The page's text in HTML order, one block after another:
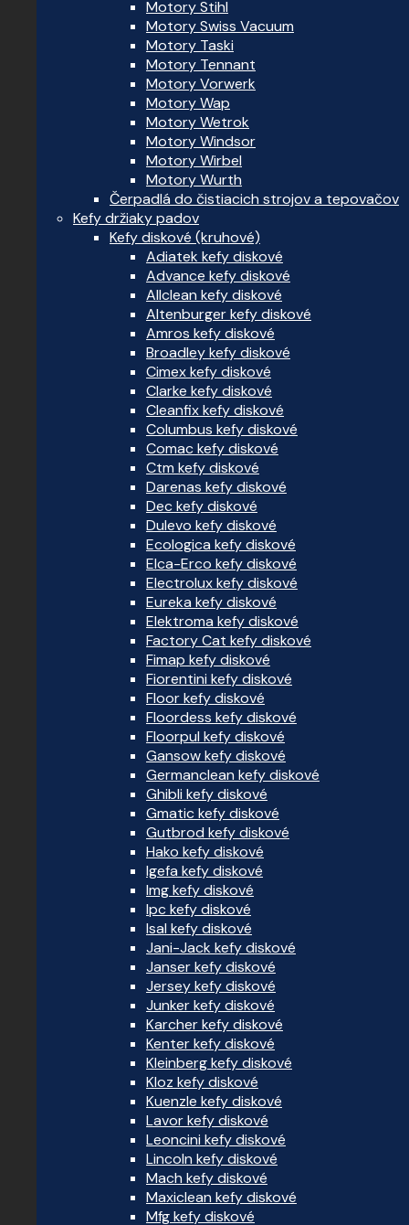
Motory Stihl
Motory Swiss Vacuum
Motory Taski
Motory Tennant
Motory Vorwerk
Motory Wap
Motory Wetrok
Motory Windsor
Motory Wirbel
Motory Wurth
Čerpadlá do čistiacich strojov a tepovačov
Kefy držiaky padov
Kefy diskové (kruhové)
Adiatek kefy diskové
Advance kefy diskové
Allclean kefy diskové
Altenburger kefy diskové
Amros kefy diskové
Broadley kefy diskové
Cimex kefy diskové
Clarke kefy diskové
Cleanfix kefy diskové
Columbus kefy diskové
Comac kefy diskové
Ctm kefy diskové
Darenas kefy diskové
Dec kefy diskové
Dulevo kefy diskové
Ecologica kefy diskové
Elca-Erco kefy diskové
Electrolux kefy diskové
Eureka kefy diskové
Elektroma kefy diskové
Factory Cat kefy diskové
Fimap kefy diskové
Fiorentini kefy diskové
Floor kefy diskové
Floordess kefy diskové
Floorpul kefy diskové
Gansow kefy diskové
Germanclean kefy diskové
Ghibli kefy diskové
Gmatic kefy diskové
Gutbrod kefy diskové
Hako kefy diskové
Igefa kefy diskové
Img kefy diskové
Ipc kefy diskové
Isal kefy diskové
Jani-Jack kefy diskové
Janser kefy diskové
Jersey kefy diskové
Junker kefy diskové
Karcher kefy diskové
Kenter kefy diskové
Kleinberg kefy diskové
Kloz kefy diskové
Kuenzle kefy diskové
Lavor kefy diskové
Leoncini kefy diskové
Lincoln kefy diskové
Mach kefy diskové
Maxiclean kefy diskové
Mfg kefy diskové